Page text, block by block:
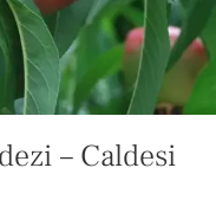
– Caldesi